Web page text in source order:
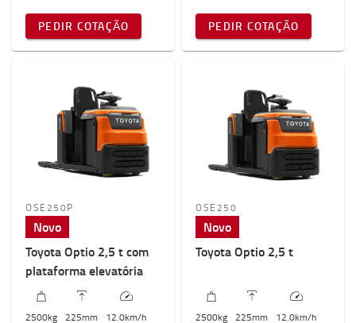
PEDIR COTAÇÃO PEDIR COTAÇÃO
OSE250P
Novo
Toyota Optio 2,5 t com
plataforma elevatória
2500kg 225mm 12.0km/h
OSE250
Novo
Toyota Optio 2,5 t
2500kg 225mm 12.0km/h